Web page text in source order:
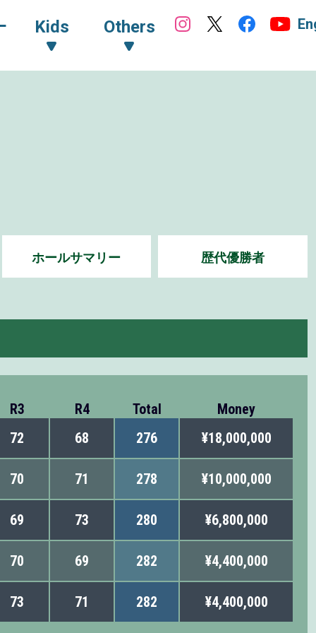
Kids Others
ホールサマリー 歴代優勝者
R3 R4 Total Money
72 68 276 ¥18,000,000
70 71 278 ¥10,000,000
69 73 280 ¥6,800,000
70 69 282 ¥4,400,000
73 71 282 ¥4,400,000